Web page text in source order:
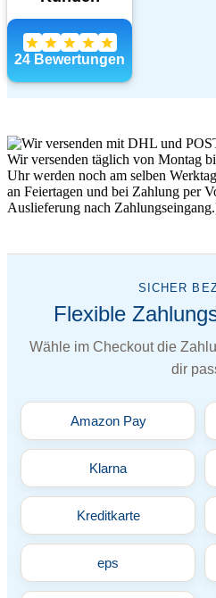
Wir versenden täglich von Montag
Uhr werden noch am selben
an Feiertagen und bei Zahlung per
Auslieferung nach
SICHER
Flexible
Wähle im Checkout die
dir
Amazon Pay
Klarna
Kreditkarte
eps